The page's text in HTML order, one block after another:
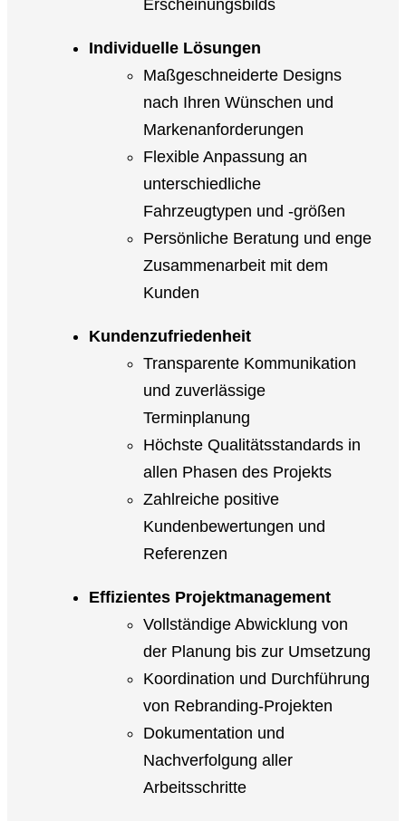
Erscheinungsbilds
Individuelle Lösungen
Maßgeschneiderte Designs
nach Ihren Wünschen und
Markenanforderungen
Flexible Anpassung an
unterschiedliche
Fahrzeugtypen und -größen
Persönliche Beratung und enge
Zusammenarbeit mit dem
Kunden
Kundenzufriedenheit
Transparente Kommunikation
und zuverlässige
Terminplanung
Höchste Qualitätsstandards in
allen Phasen des Projekts
Zahlreiche positive
Kundenbewertungen und
Referenzen
Effizientes Projektmanagement
Vollständige Abwicklung von
der Planung bis zur Umsetzung
Koordination und Durchführung
von Rebranding-Projekten
Dokumentation und
Nachverfolgung aller
Arbeitsschritte